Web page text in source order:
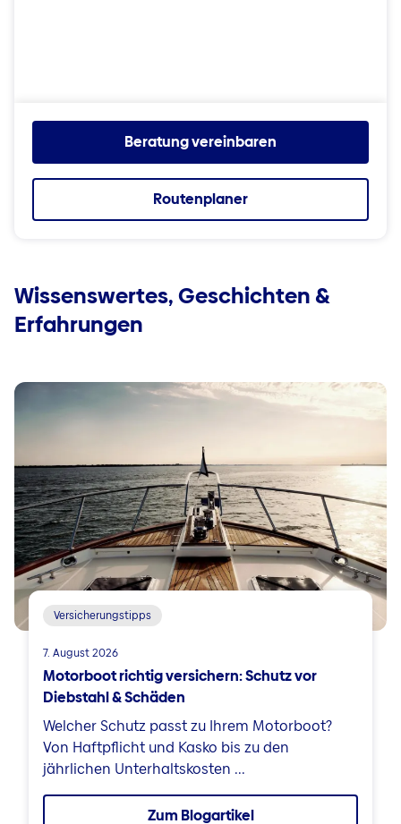
Beratung vereinbaren
Routenplaner
Wissenswertes, Geschichten &
Erfahrungen
Versicherungstipps
7. August 2026
Motorboot richtig versichern: Schutz vor
Diebstahl & Schäden
Welcher Schutz passt zu Ihrem Motorboot?
Von Haftpflicht und Kasko bis zu den
jährlichen Unterhaltskosten ...
Zum Blogartikel